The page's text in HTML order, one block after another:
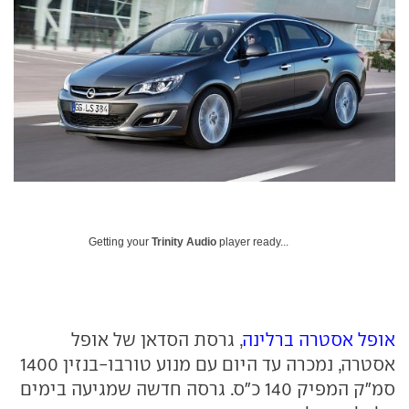
Getting your Trinity Audio player ready...
אופל אסטרה ברלינה, גרסת הסדאן של אופל
אסטרה, נמכרה עד היום עם מנוע טורבו-בנזין 1400
סמ"ק המפיק 140 כ"ס. גרסה חדשה שמגיעה בימים